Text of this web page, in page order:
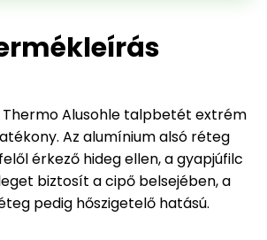
Alusohle talpbetét extrém
Az alumínium alsó réteg
érkező hideg ellen, a gyapjúfilc
biztosít a cipő belsejében, a
pedig hőszigetelő hatású.